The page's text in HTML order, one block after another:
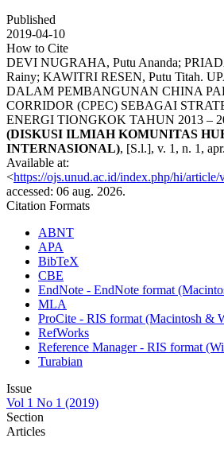
Published
2019-04-10
How to Cite
DEVI NUGRAHA, Putu Ananda;
Rainy; KAWITRI RESEN, Putu Titah.
DALAM PEMBANGUNAN CHINA
CORRIDOR (CPEC) SEBAGAI
ENERGI TIONGKOK TAHUN 2013 –
(DISKUSI ILMIAH KOMUNITAS
INTERNASIONAL), [S.l.], v. 1, n. 1,
Available at:
<https://ojs.unud.ac.id/index.php/hi/
accessed: 06 aug. 2026.
Citation Formats
ABNT
APA
BibTeX
CBE
EndNote - EndNote format
MLA
ProCite - RIS format (Macintosh &
RefWorks
Reference Manager - RIS format
Turabian
Issue
Vol 1 No 1 (2019)
Section
Articles